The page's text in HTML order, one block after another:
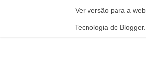
Ver versão para a web
Tecnologia do Blogger.